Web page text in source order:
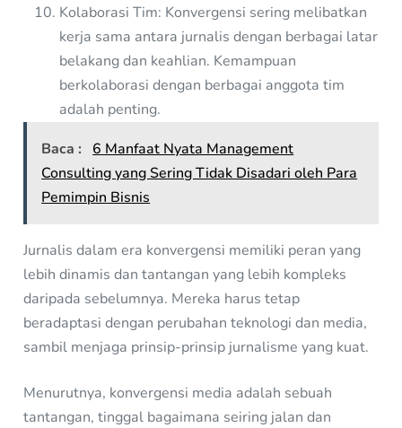
Kolaborasi Tim: Konvergensi sering melibatkan
kerja sama antara jurnalis dengan berbagai latar
belakang dan keahlian. Kemampuan
berkolaborasi dengan berbagai anggota tim
adalah penting.
Baca :
6 Manfaat Nyata Management
Consulting yang Sering Tidak Disadari oleh Para
Pemimpin Bisnis
Jurnalis dalam era konvergensi memiliki peran yang
lebih dinamis dan tantangan yang lebih kompleks
daripada sebelumnya. Mereka harus tetap
beradaptasi dengan perubahan teknologi dan media,
sambil menjaga prinsip-prinsip jurnalisme yang kuat.
Menurutnya, konvergensi media adalah sebuah
tantangan, tinggal bagaimana seiring jalan dan